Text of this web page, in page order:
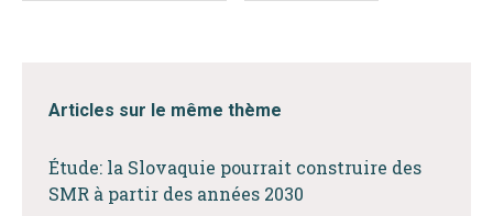
Articles sur le même thème
Étude: la Slovaquie pourrait construire des
SMR à partir des années 2030